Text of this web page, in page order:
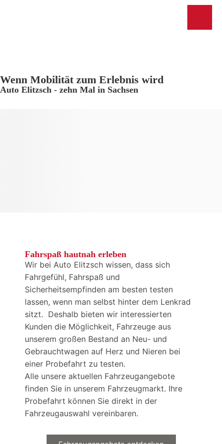
Wenn Mobilität zum Erlebnis wird
Auto Elitzsch - zehn Mal in Sachsen
Fahrspaß hautnah erleben
Wir bei Auto Elitzsch wissen, dass sich
Fahrgefühl, Fahrspaß und
Sicherheitsempfinden am besten testen
lassen, wenn man selbst hinter dem Lenkrad
sitzt. Deshalb bieten wir interessierten
Kunden die Möglichkeit, Fahrzeuge aus
unserem großen Bestand an Neu- und
Gebrauchtwagen auf Herz und Nieren bei
einer Probefahrt zu testen.
Alle unsere aktuellen Fahrzeugangebote
finden Sie in unserem Fahrzeugmarkt. Ihre
Probefahrt können Sie direkt in der
Fahrzeugauswahl vereinbaren.